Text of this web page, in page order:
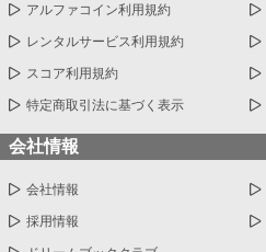
アルファコイン利用規約
レンタルサービス利用規約
スコア利用規約
特定商取引法に基づく表示
会社情報
会社情報
採用情報